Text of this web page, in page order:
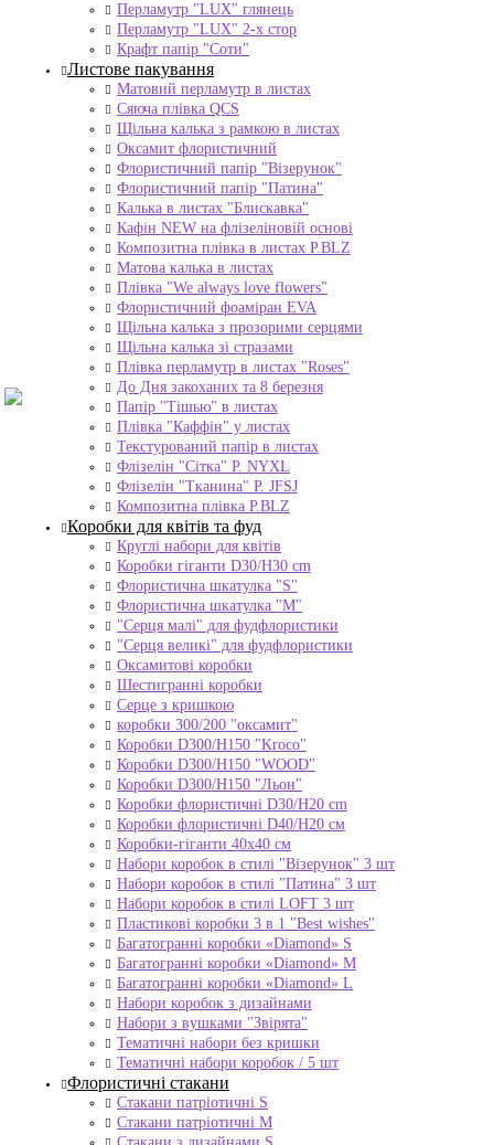
Перламутр "LUX" глянець
Перламутр "LUX" 2-х стор
Крафт папір "Соти"
Листове пакування
Матовий перламутр в листах
Сяюча плівка QCS
Щільна калька з рамкою в листах
Оксамит флористичний
Флористичний папір "Візерунок"
Флористичний папір "Патина"
Калька в листах "Блискавка"
Кафін NEW на флізеліновій основі
Композитна плівка в листах Р.BLZ
Матова калька в листах
Плівка "We always love flowers"
Флористичний фоаміран EVA
Щільна калька з прозорими серцями
Щільна калька зі стразами
Плівка перламутр в листах "Roses"
До Дня закоханих та 8 березня
Папір "Тішью" в листах
Плівка "Каффін" у листах
Текстурований папір в листах
Флізелін "Сітка" P. NYXL
Флізелін "Тканина" P. JFSJ
Композитна плівка Р.BLZ
Коробки для квітів та фуд
Круглі набори для квітів
Коробки гіганти D30/H30 cm
Флористична шкатулка "S"
Флористична шкатулка "М"
"Серця малі" для фудфлористики
"Серця великі" для фудфлористики
Оксамитові коробки
Шестигранні коробки
Серце з кришкою
коробки 300/200 "оксамит"
Коробки D300/H150 "Kroco"
Коробки D300/H150 "WOOD"
Коробки D300/H150 "Льон"
Коробки флористичні D30/H20 cm
Коробки флористичні D40/H20 cм
Коробки-гіганти 40x40 см
Набори коробок в стилі "Візерунок" 3 шт
Набори коробок в стилі "Патина" 3 шт
Набори коробок в стилі LOFT 3 шт
Пластикові коробки 3 в 1 "Best wishes"
Багатогранні коробки «Diamond» S
Багатогранні коробки «Diamond» M
Багатогранні коробки «Diamond» L
Набори коробок з дизайнами
Набори з вушками "Звірята"
Тематичні набори без кришки
Тематичні набори коробок / 5 шт
Флористичні стакани
Стакани патріотичні S
Стакани патріотичні М